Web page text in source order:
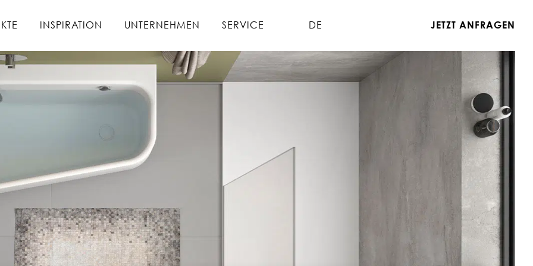
INSPIRATION UNTERNEHMEN SERVICE JETZT ANFRAGEN
DE